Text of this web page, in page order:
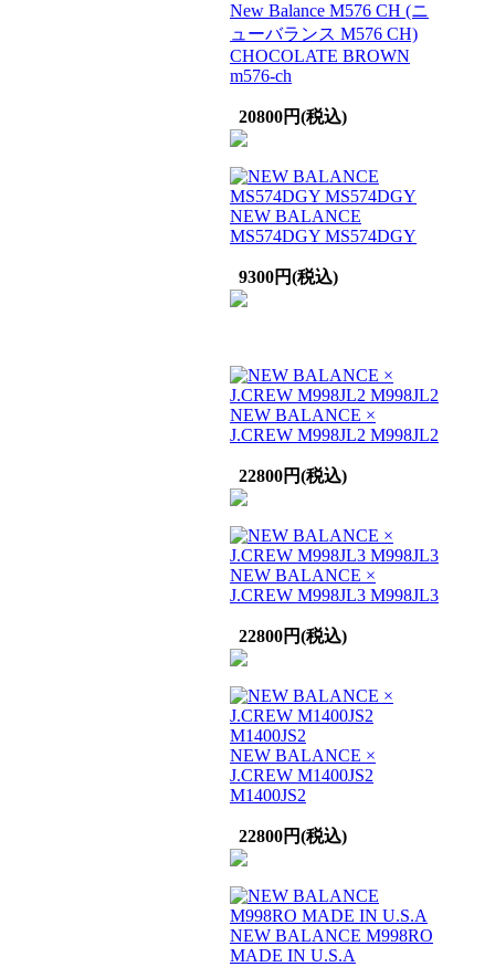
New Balance M576 CH (ニ
ューバランス M576 CH)
CHOCOLATE BROWN
m576-ch
20800円(税込)
NEW BALANCE
MS574DGY MS574DGY
9300円(税込)
NEW BALANCE ×
J.CREW M998JL2 M998JL2
22800円(税込)
NEW BALANCE ×
J.CREW M998JL3 M998JL3
22800円(税込)
NEW BALANCE ×
J.CREW M1400JS2
M1400JS2
22800円(税込)
NEW BALANCE M998RO
MADE IN U.S.A